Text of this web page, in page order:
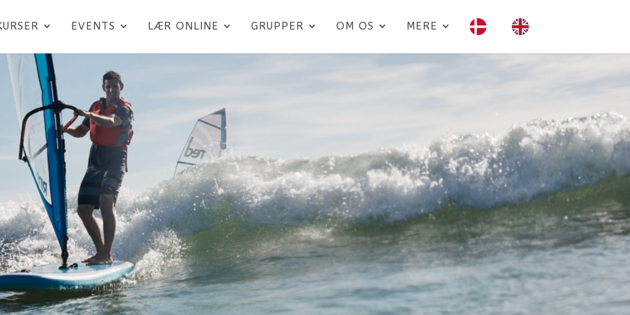
EVENTS LÆR ONLINE GRUPPER OM OS MERE